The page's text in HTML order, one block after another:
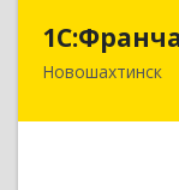
Новошахтинск